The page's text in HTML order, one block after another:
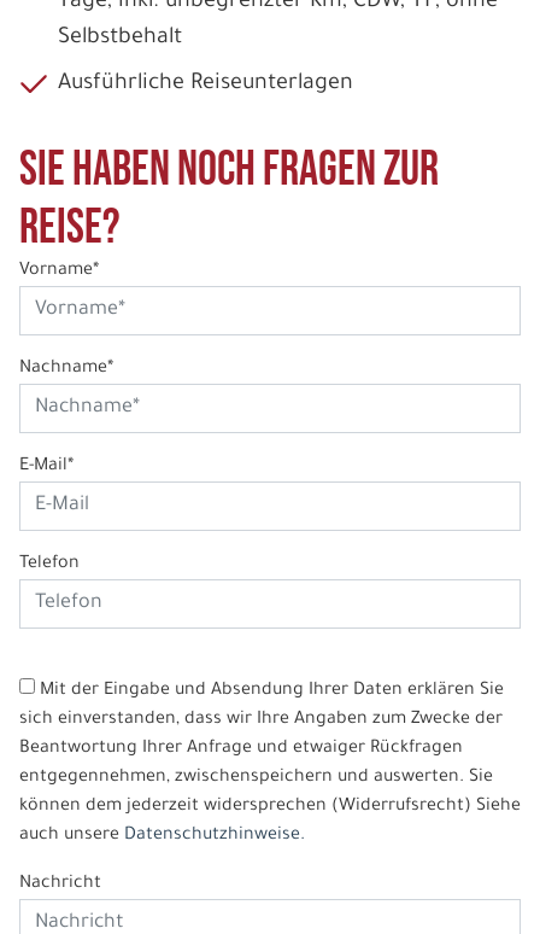
Selbstbehalt
Ausführliche Reiseunterlagen
Sie haben noch Fragen zur
Reise?
Vorname*
Nachname*
E-Mail*
Telefon
Mit der Eingabe und Absendung Ihrer Daten erklären Sie
sich einverstanden, dass wir Ihre Angaben zum Zwecke der
Beantwortung Ihrer Anfrage und etwaiger Rückfragen
entgegennehmen, zwischenspeichern und auswerten. Sie
können dem jederzeit widersprechen (Widerrufsrecht) Siehe
auch unsere Datenschutzhinweise.
Nachricht